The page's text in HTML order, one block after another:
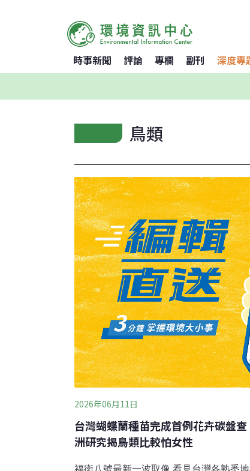
時事新聞 評論 專欄 副刊 深度專
鳥類
2026年06月11日
台灣蝴蝶蘭種苗完成首例花卉碳盤
洲研究揭鳥類比較怕女性
福衛八號最新一波取像 看見台灣各熟悉